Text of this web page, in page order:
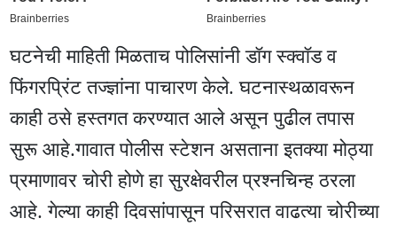
घटनेची माहिती मिळताच पोलिसांनी डॉग स्क्वॉड व
फिंगरप्रिंट तज्ज्ञांना पाचारण केले. घटनास्थळावरून
काही ठसे हस्तगत करण्यात आले असून पुढील तपास
सुरू आहे.गावात पोलीस स्टेशन असताना इतक्या मोठ्या
प्रमाणावर चोरी होणे हा सुरक्षेवरील प्रश्नचिन्ह ठरला
आहे. गेल्या काही दिवसांपासून परिसरात वाढत्या चोरीच्या